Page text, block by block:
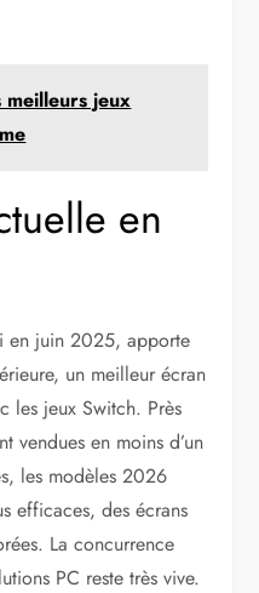
jeux
en
en juin 2025, apporte
un meilleur écran
les jeux Switch. Près
vendues en moins d’un
les modèles 2026
efficaces, des écrans
La concurrence
PC reste très vive.